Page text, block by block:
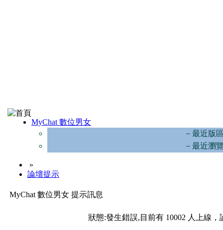
MyChat 數位男女
－最近版
－最近瀏
»
論壇提示
MyChat 數位男女 提示訊息
狀態:發生錯誤,目前有 10002 人上線